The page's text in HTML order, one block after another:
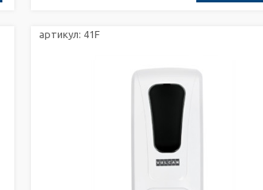
артикул: 41F